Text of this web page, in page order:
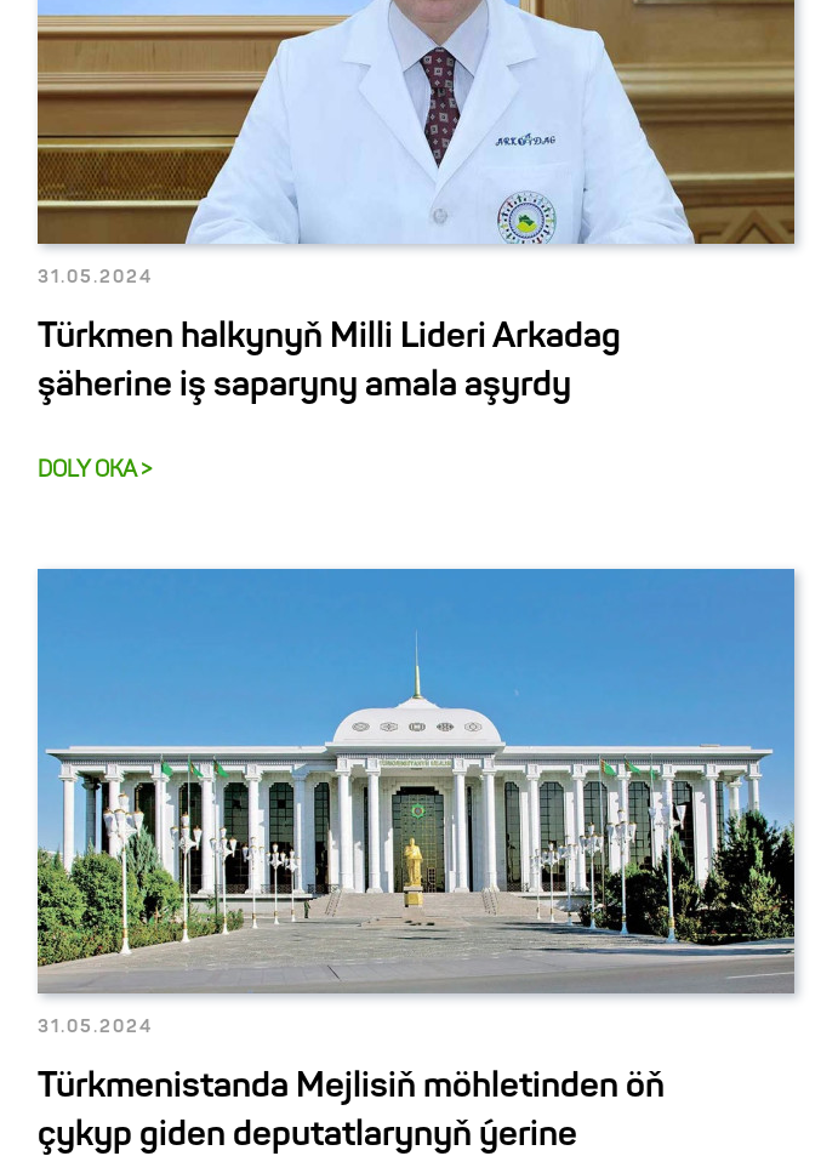
31.05.2024
Türkmen halkynyň Milli Lideri Arkadag
şäherine iş saparyny amala aşyrdy
DOLY OKA >
31.05.2024
Türkmenistanda Mejlisiň möhletinden öň
çykyp giden deputatlarynyň ýerine